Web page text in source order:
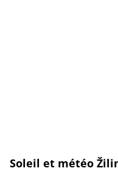
Soleil et météo